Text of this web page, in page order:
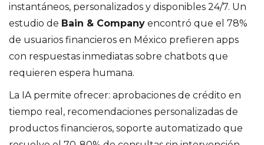
instantáneos, personalizados y disponibles 24/7. Un
estudio de Bain & Company encontró que el 78%
de usuarios financieros en México prefieren apps
con respuestas inmediatas sobre chatbots que
requieren espera humana.
La IA permite ofrecer: aprobaciones de crédito en
tiempo real, recomendaciones personalizadas de
productos financieros, soporte automatizado que